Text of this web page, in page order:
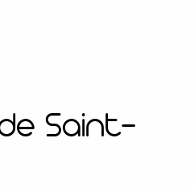
Saint-